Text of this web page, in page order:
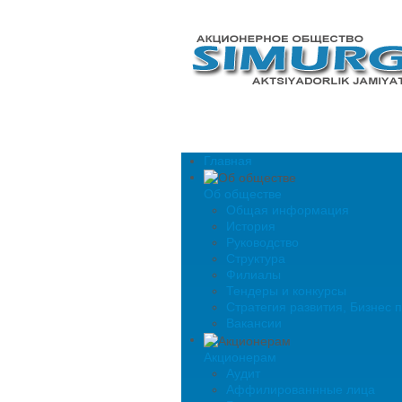
Главная
Об обществе
Общая информация
История
Руководство
Структура
Филиалы
Тендеры и конкурсы
Стратегия развития, Бизнес
Вакансии
Акционерам
Аудит
Аффилированнные лица